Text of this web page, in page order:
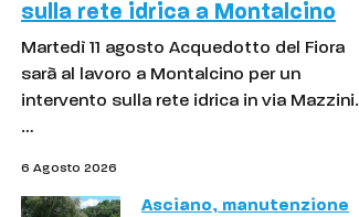
sulla rete idrica a Montalcino
Martedì 11 agosto Acquedotto del Fiora
sarà al lavoro a Montalcino per un
intervento sulla rete idrica in via Mazzini.
…
6 Agosto 2026
Asciano, manutenzione